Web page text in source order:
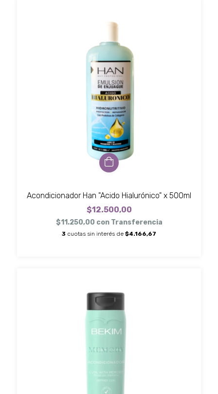
Acondicionador Han "Acido Hialurónico" x 500ml
$12.500,00
$11.250,00 con Transferencia
3 cuotas sin interés de $4.166,67